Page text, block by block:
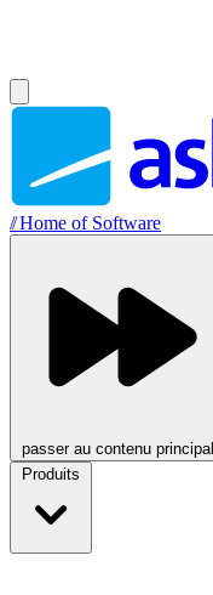
//Home of Software
passer au contenu principal
Produits